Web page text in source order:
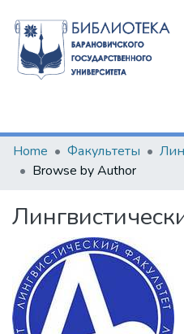
Communities & Collections
All of DSpace
Home Факультеты
Browse by Author